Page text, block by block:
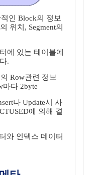
인 Block의 정보
위치, Segment의
에 있는 테이블에
.
Row관련 정보
마다 2byte
나 Update시 사
에 의해 결
와 인덱스 데이터